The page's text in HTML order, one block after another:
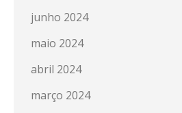
junho 2024
maio 2024
abril 2024
março 2024